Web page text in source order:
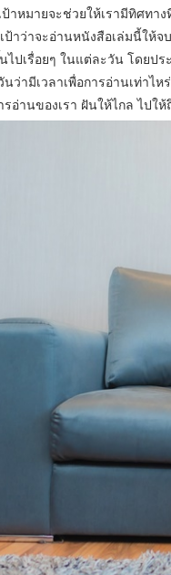
าหมายจะช่วยให้เรามีทิศทา
ป้าว่าจะอ่านหนังสือเล่มนี้ให้
ไปเรื่อยๆ ในแต่ละวัน โดยปร
ว่ามีเวลาเพื่อการอ่านเท่าไ
อ่านของเรา ฝันให้ไกล ไปให้